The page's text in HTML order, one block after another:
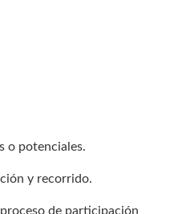
o potenciales.
y recorrido.
de participación